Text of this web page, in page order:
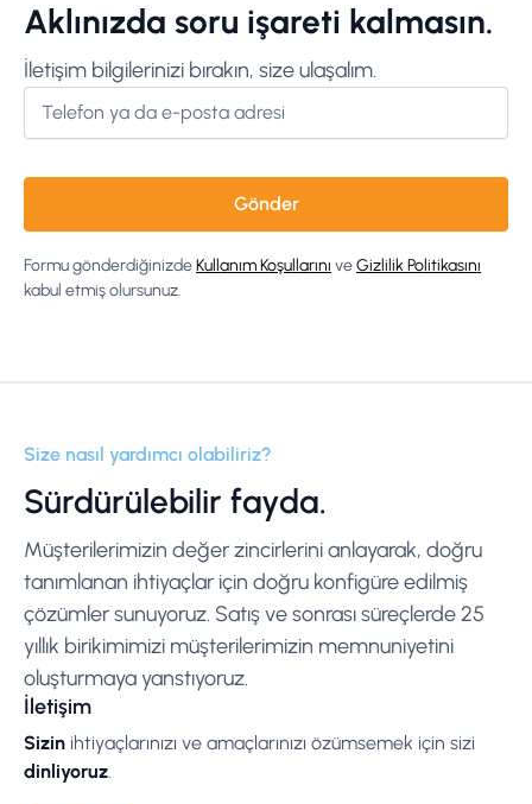
Aklınızda soru işareti kalmasın.
İletişim bilgilerinizi bırakın, size ulaşalım.
Formu gönderdiğinizdeKullanım Koşullarını veGizlilik Politikasını
kabul etmiş olursunuz.
Size nasıl yardımcı olabiliriz?
Sürdürülebilir fayda.
Müşterilerimizin değer zincirlerini anlayarak, doğru
tanımlanan ihtiyaçlar için doğru konfigüre edilmiş
çözümler sunuyoruz. Satış ve sonrası süreçlerde 25
yıllık birikimimizi müşterilerimizin memnuniyetini
oluşturmaya yanstıyoruz.
İletişim
Sizin ihtiyaçlarınızı ve amaçlarınızı özümsemek için sizi
dinliyoruz.